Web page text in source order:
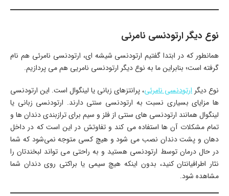
نوع دیگر ارتودنسی نامرئی
همانطور که در ابتدا گفتیم ارتودنسی شیشه ای، ارتودنسی نامرئی هم نام
گرفته است؛ بنابراین ما به نوع دیگر ارتودنسی نامریی هم می پردازیم.
نوع دیگر ارتودنسی نامرئی، پرانتزهای زبانی یا لینگوال است. این ارتودنسی
ها مزایای بسیاری نسبت به ارتودنسی سنتی دارند. ارتودنسی زبانی یا
لینگوال همانند ارتودنسی های سنتی از فلز و سیم برای ترازبندی دندان ها و
تمام مشکلات آن ها استفاده می کند و تفاوتش در این است که در داخل
دهان و پشت دندان نصب می شود و هیچ کسی متوجه نمی‌شود که شما
در حال درمان توسط ارتودنسی هستید و به راحتی می تواند لبخندتان را
نثار اطرافیانتان کنید، بدون اینکه هیچ سیمی یا براکتی روی دندان شما
مشاهده شود.